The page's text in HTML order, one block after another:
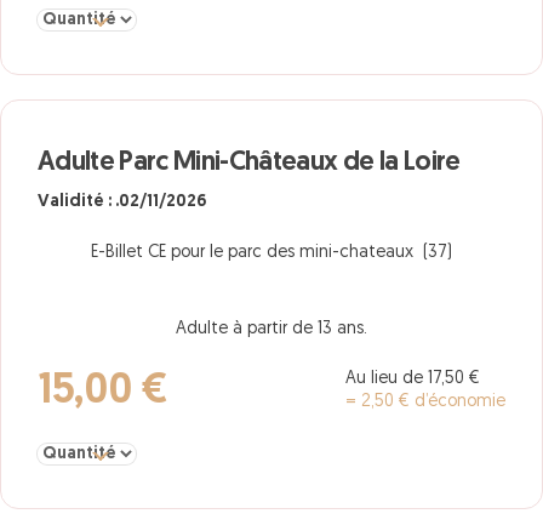
Sélectionner la quantité pour Enfant Parc Mini-Châteaux de la
Adulte Parc Mini-Châteaux de la Loire
Validité : .02/11/2026
E-Billet CE pour le parc des mini-chateaux (37)
Adulte à partir de 13 ans.
15,00 €
Au lieu de 17,50 €
= 2,50 € d’économie
Sélectionner la quantité pour Adulte Parc Mini-Châteaux de la